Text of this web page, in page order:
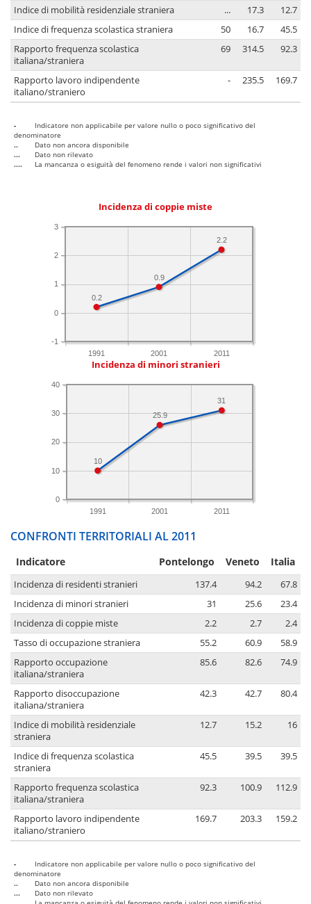
Indice di mobilità residenziale straniera
... 17.3
12.7
Indice di frequenza scolastica straniera
50 16.7
45.5
Rapporto frequenza scolastica
italiana/straniera
69 314.5 92.3
Rapporto lavoro indipendente
italiano/straniero
- 235.5 169.7
-
Indicatore non applicabile per valore nullo o poco significativo del
denominatore
..
Dato non ancora disponibile
...
Dato non rilevato
....
La mancanza o esiguità del fenomeno rende i valori non significativi
Incidenza di coppie miste
1991 2001 2011
-1
0
1
2
3
2.2
0.9
0.2
Incidenza di minori stranieri
1991 2001 2011
0
10
20
30
40
31
25.9
10
CONFRONTI TERRITORIALI AL 2011
Indicatore Pontelongo Veneto Italia
Incidenza di residenti stranieri 137.4 94.2
67.8
Incidenza di minori stranieri
31 25.6
23.4
Incidenza di coppie miste
2.2 2.7
2.4
Tasso di occupazione straniera
55.2 60.9
58.9
Rapporto occupazione
italiana/straniera
85.6 82.6 74.9
Rapporto disoccupazione
italiana/straniera
42.3 42.7 80.4
Indice di mobilità residenziale
straniera
12.7 15.2 16
Indice di frequenza scolastica
straniera
45.5 39.5 39.5
Rapporto frequenza scolastica
italiana/straniera
92.3 100.9 112.9
Rapporto lavoro indipendente
italiano/straniero
169.7 203.3 159.2
-
Indicatore non applicabile per valore nullo o poco significativo del
denominatore
..
Dato non ancora disponibile
...
Dato non rilevato